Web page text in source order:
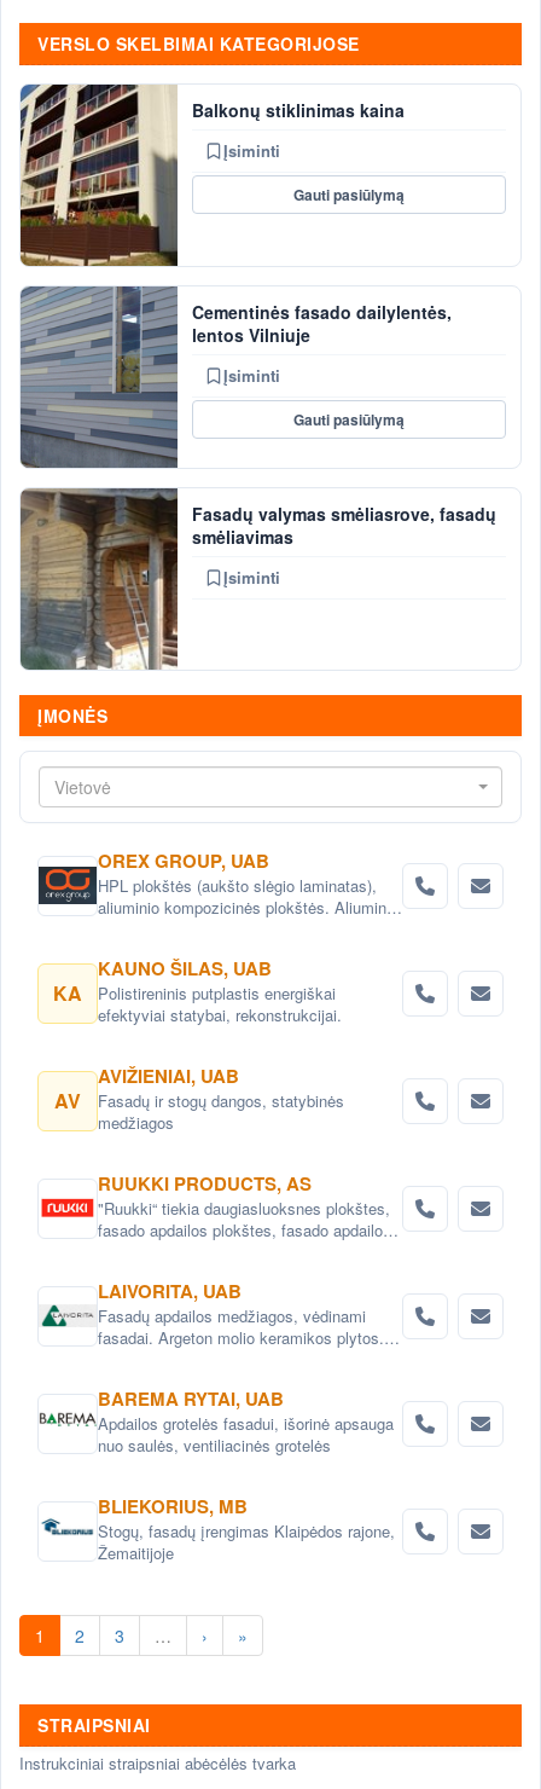
VERSLO SKELBIMAI KATEGORIJOSE
Balkonų stiklinimas kaina
Įsiminti
Gauti pasiūlymą
Cementinės fasado dailylentės,
lentos Vilniuje
Įsiminti
Gauti pasiūlymą
Fasadų valymas smėliasrove, fasadų
smėliavimas
Įsiminti
ĮMONĖS
Vietovė
OREX GROUP, UAB
HPL plokštės (aukšto slėgio laminatas),
aliuminio kompozicinės plokštės. Aliuminio
fasadams, didmeninė bei mažmeninė
prekyba.
KA
KAUNO ŠILAS, UAB
Polistireninis putplastis energiškai
efektyviai statybai, rekonstrukcijai.
AV
AVIŽIENIAI, UAB
Fasadų ir stogų dangos, statybinės
medžiagos
RUUKKI PRODUCTS, AS
"Ruukki“ tiekia daugiasluoksnes plokštes,
fasado apdailos plokštes, fasado apdailos
LAIVORITA, UAB
Fasadų apdailos medžiagos, vėdinami
fasadai. Argeton molio keramikos plytos.
Dakobet armuoto betono plokštės. Brucha
daugiasluoksnės plokštės. Dynamic
Bonding System polimeriniai klijai.
apdaila. iconic skin daugiasluoksnės
plokštės su stiklu.
BAREMA RYTAI, UAB
Apdailos grotelės fasadui, išorinė apsauga
nuo saulės, ventiliacinės grotelės
BLIEKORIUS, MB
Stogų, fasadų įrengimas Klaipėdos rajone,
Žemaitijoje
1 2 3 … › »
STRAIPSNIAI
Instrukciniai straipsniai abėcėlės tvarka